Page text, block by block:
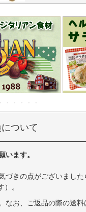
ついて
います。
きの点がございました
。
なお、ご返品の際の送